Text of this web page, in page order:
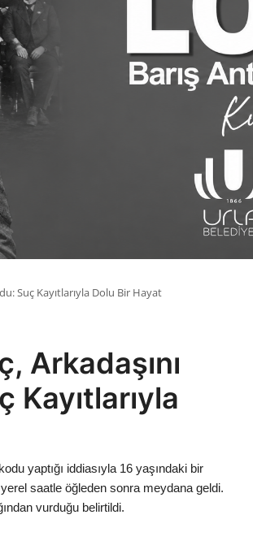
Suç Kayıtlarıyla Dolu Bir Hayat
Arkadaşını
Kayıtlarıyla
yaptığı iddiasıyla 16 yaşındaki bir
saatle öğleden sonra meydana geldi.
vurduğu belirtildi.